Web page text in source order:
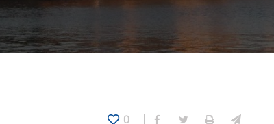
0 Partager sur
Partager sur
Imprimer